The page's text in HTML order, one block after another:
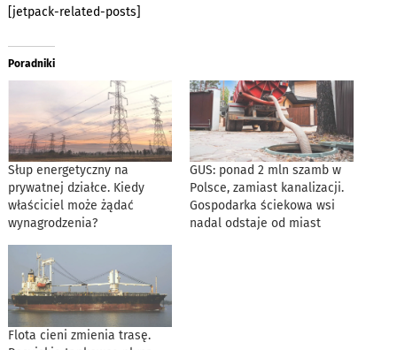
[jetpack-related-posts]
Poradniki
Słup energetyczny na
prywatnej działce. Kiedy
właściciel może żądać
wynagrodzenia?
GUS: ponad 2 mln szamb w
Polsce, zamiast kanalizacji.
Gospodarka ściekowa wsi
nadal odstaje od miast
Flota cieni zmienia trasę.